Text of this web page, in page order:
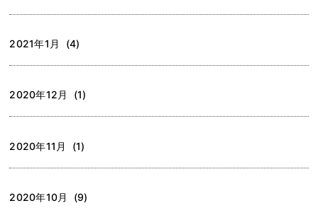
2021年1月 (4)
2020年12月 (1)
2020年11月 (1)
2020年10月 (9)